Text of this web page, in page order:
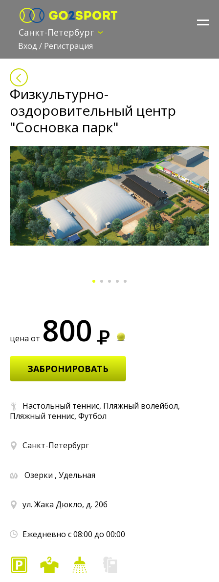
Санкт-Петербург
Вход / Регистрация
Физкультурно-
оздоровительный центр
"Сосновка парк"
цена от 800
ЗАБРОНИРОВАТЬ
Настольный теннис, Пляжный волейбол,
Пляжный теннис, Футбол
Санкт-Петербург
Озерки , Удельная
ул. Жака Дюкло, д. 20б
Ежедневно с 08:00 до 00:00